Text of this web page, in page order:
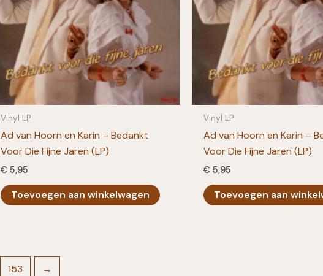
Vinyl LP
Ad van Hoorn en Karin – Bedankt
Voor Die Fijne Jaren (LP)
€ 5,95
Toevoegen aan winkelwagen
Vinyl LP
Ad van Hoorn en Karin –
Voor Die Fijne Jaren (LP)
€ 5,95
Toevoegen aan
153 →